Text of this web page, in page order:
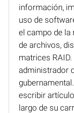
información,
uso de
el campo de la
de archivos,
matrices
administrador
escribir
largo de su